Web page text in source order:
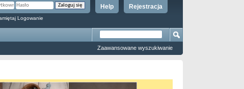
Rejestracja
Help
Logowanie
Zaawansowane wyszukiwanie